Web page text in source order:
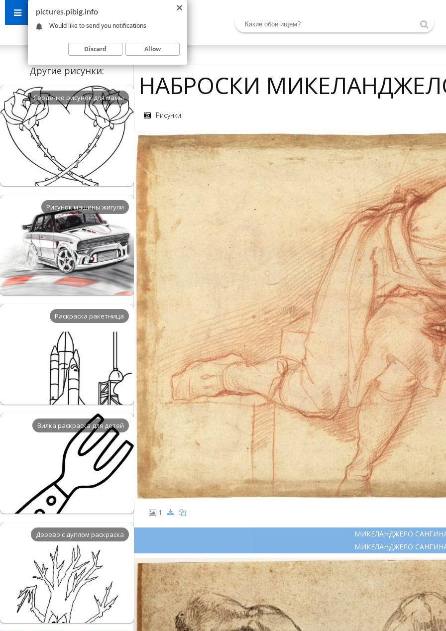
Другие рисунки:
Сердечко рисунок для мамы
Рисунок машины жигули
Раскраска ракетница
Вилка раскраска для детей
Дерево с дуплом раскраска
НАБРОСКИ
Рисунки
1
МИКЕЛАНДЖЕЛО
МИКЕЛАНДЖЕЛО
pictures.pibig.info
Would like to send you notifications
Discard Allow